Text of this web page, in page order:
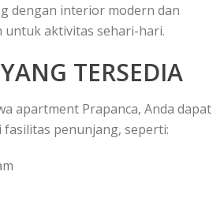
dengan interior modern dan
untuk aktivitas sehari-hari.
TERSEDIA
apartment Prapanca, Anda dapat
penunjang, seperti: